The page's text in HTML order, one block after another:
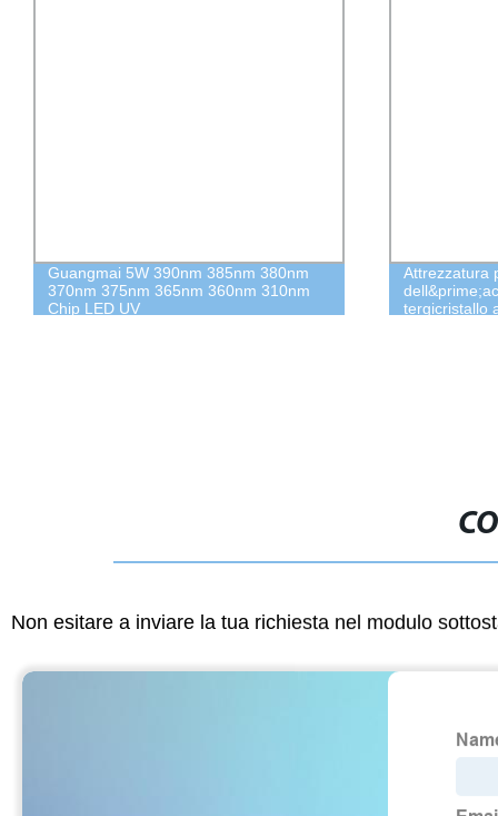
Guangmai 5W 390nm 385nm 380nm
370nm 375nm 365nm 360nm 310nm
Chip LED UV
Attrezzatura
tergicristallo
Non esitare a inviare la tua richiesta nel modulo